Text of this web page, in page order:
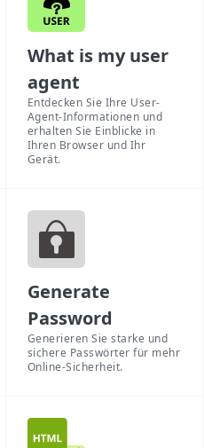
What is my user
agent
Entdecken Sie Ihre User-
Agent-Informationen und
erhalten Sie Einblicke in
Ihren Browser und Ihr
Gerät.
Generate
Password
Generieren Sie starke und
sichere Passwörter für mehr
Online-Sicherheit.